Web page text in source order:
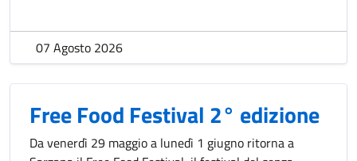
07 Agosto 2026
Free Food Festival 2° edizione
Da venerdì 29 maggio a lunedì 1 giugno ritorna a